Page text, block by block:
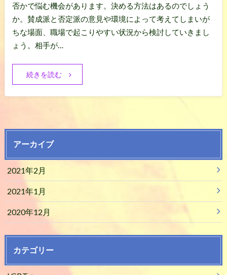
否かで悩む機会があります。決める方法はあるのでしょう
か。賛成派と否定派の意見や環境によって考えてしまいが
ちな場面、職場で起こりやすい状況から検討していきまし
ょう。相手が…
続きを読む
アーカイブ
2021年2月
2021年1月
2020年12月
カテゴリー